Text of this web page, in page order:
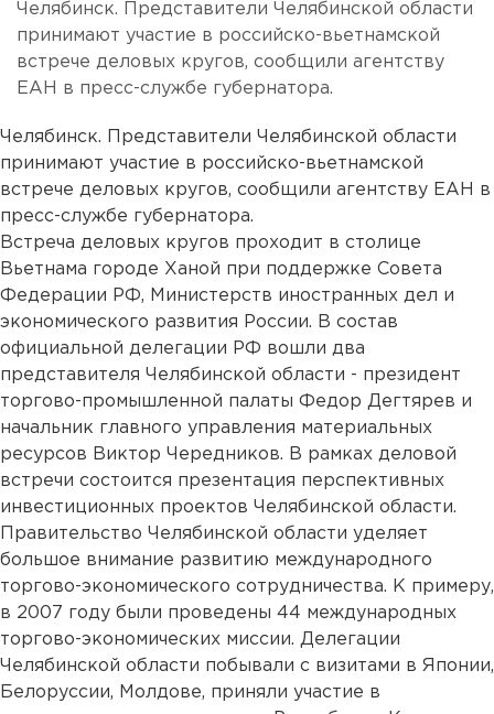
Челябинск. Представители Челябинской области
принимают участие в российско-вьетнамской
встрече деловых кругов, сообщили агентству
ЕАН в пресс-службе губернатора.
Челябинск. Представители Челябинской области
принимают участие в российско-вьетнамской
встрече деловых кругов, сообщили агентству ЕАН в
пресс-службе губернатора.
Встреча деловых кругов проходит в столице
Вьетнама городе Ханой при поддержке Совета
Федерации РФ, Министерств иностранных дел и
экономического развития России. В состав
официальной делегации РФ вошли два
представителя Челябинской области - президент
торгово-промышленной палаты Федор Дегтярев и
начальник главного управления материальных
ресурсов Виктор Чередников. В рамках деловой
встречи состоится презентация перспективных
инвестиционных проектов Челябинской области.
Правительство Челябинской области уделяет
большое внимание развитию международного
торгово-экономического сотрудничества. К примеру,
в 2007 году были проведены 44 международных
торгово-экономических миссии. Делегации
Челябинской области побывали с визитами в Японии,
Белоруссии, Молдове, приняли участие в